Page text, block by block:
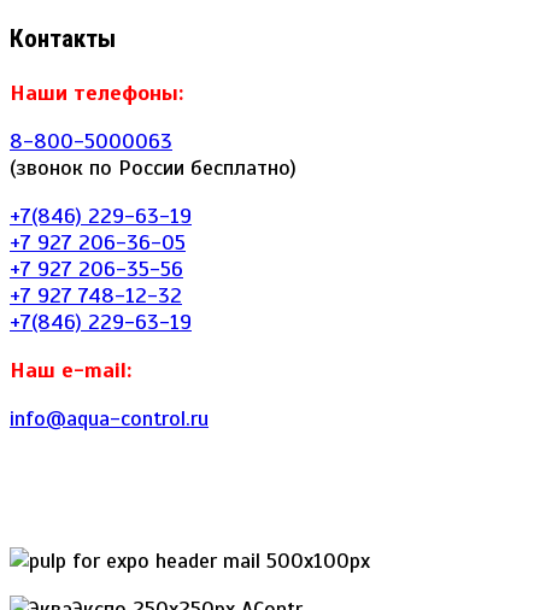
Контакты
Наши телефоны:
8-800-5000063
(звонок по России бесплатно)
+7(846) 229-63-19
+7 927 206-36-05
+7 927 206-35-56
+7 927 748-12-32
+7(846) 229-63-19
Наш e-mail:
info@aqua-control.ru